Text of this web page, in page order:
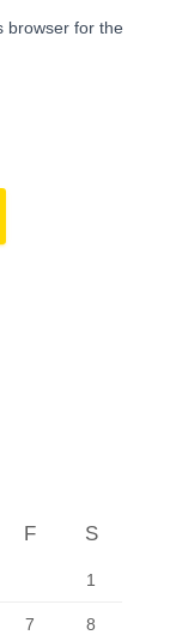
browser for the
F S
1
7 8